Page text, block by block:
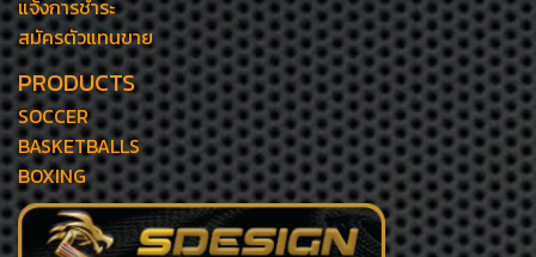
แจ้งการชำระ
สมัครตัวแทนขาย
PRODUCTS
SOCCER
BASKETBALLS
BOXING